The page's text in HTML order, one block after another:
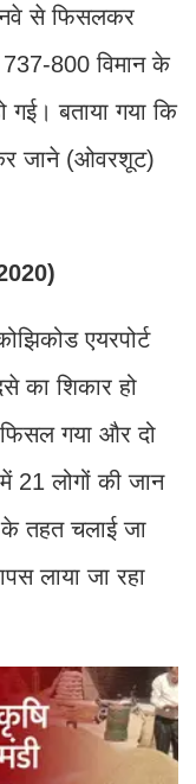
से फिसलकर
737-800 विमान के
बताया गया कि
जाने (ओवरशूट)
एयरपोर्ट
का शिकार हो
गया और दो
21 लोगों की जान
तहत चलाई जा
लाया जा रहा